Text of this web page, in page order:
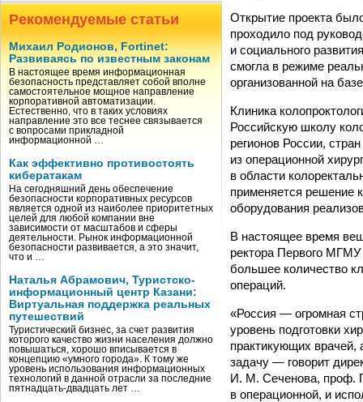
Рекомендуемые статьи
Михаил Родионов, Fortinet:
Развиваясь по известным законам
В настоящее время информационная
безопасность представляет собой вполне
самостоятельное мощное направление
корпоративной автоматизации.
Естественно, что в таких условиях
направление это все теснее связывается
с вопросами прикладной
информационной …
Как эффективно противостоять
кибератакам
На сегодняшний день обеспечение
безопасности корпоративных ресурсов
является одной из наиболее приоритетных
целей для любой компании вне
зависимости от масштабов и сферы
деятельности. Рынок информационной
безопасности развивается, а это значит,
что и …
Наталья Абрамович, Туристско-
информационный центр Казани:
Виртуальная поддержка реальных
путешествий
Туристический бизнес, за счет развития
которого качество жизни населения должно
повышаться, хорошо вписывается в
концепцию «умного города». К тому же
уровень использования информационных
технологий в данной отрасли за последние
пятнадцать-двадцать лет …
Открытие проекта
проходило под
и социального
смогла в режиме
организованной на
Клиника
Российскую школу
регионов России,
из операционной
в области
применяется решение
оборудования
В настоящее время
ректора Первого
большее количество
операций.
«Россия — огромная
уровень подготовки
практикующих врачей,
задачу — говорит
И. М. Сеченова, проф.
в операционной, и